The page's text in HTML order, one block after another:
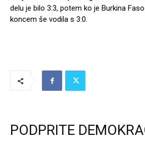
delu je bilo 3:3, potem ko je Burkina
koncem še vodila s 3:0.
PODPRITE